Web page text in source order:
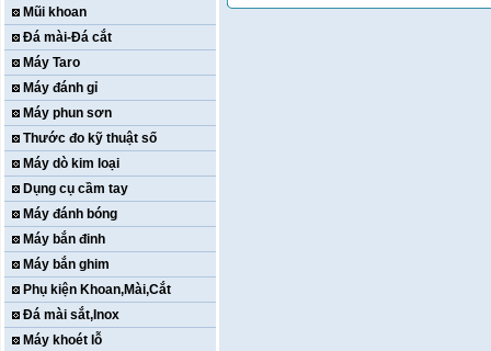
Mũi khoan
Đá mài-Đá cắt
Máy Taro
Máy đánh gỉ
Máy phun sơn
Thước đo kỹ thuật số
Máy dò kim loại
Dụng cụ cầm tay
Máy đánh bóng
Máy bắn đinh
Máy bắn ghim
Phụ kiện Khoan,Mài,Cắt
Đá mài sắt,Inox
Máy khoét lỗ